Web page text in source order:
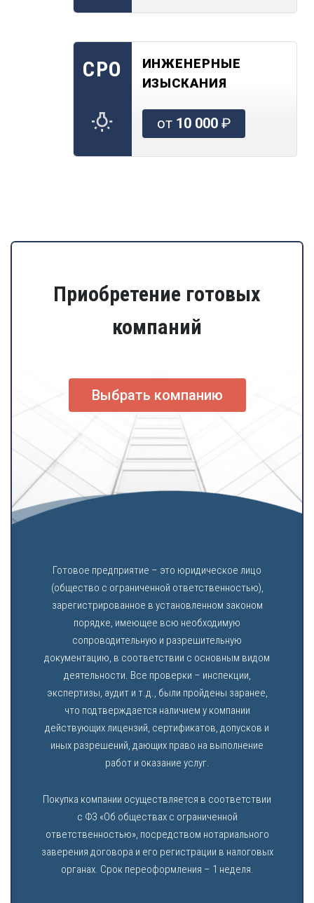
СРО
ИНЖЕНЕРНЫЕ
ИЗЫСКАНИЯ
от 10 000₽
Приобретение готовых
компаний
Выбрать компанию
Готовое предприятие – это юридическое лицо
(общество с ограниченной ответственностью),
зарегистрированное в установленном законом
порядке, имеющее всю необходимую
сопроводительную и разрешительную
документацию, в соответствии с основным видом
деятельности. Все проверки – инспекции,
экспертизы, аудит и т.д., были пройдены заранее,
что подтверждается наличием у компании
действующих лицензий, сертификатов, допусков и
иных разрешений, дающих право на выполнение
работ и оказание услуг.
Покупка компании осуществляется в соответствии
с ФЗ «Об обществах с ограниченной
ответственностью», посредством нотариального
заверения договора и его регистрации в налоговых
органах. Срок переоформления – 1 неделя.